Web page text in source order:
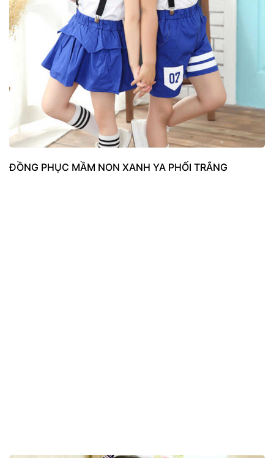
ĐỒNG PHỤC MẦM NON XANH YA PHỐI TRẮNG